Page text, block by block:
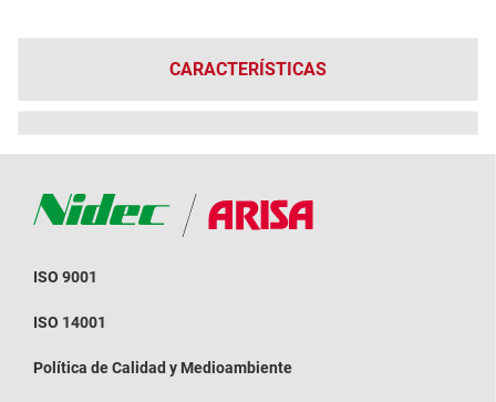
CARACTERÍSTICAS
ISO 9001
ISO 14001
Política de Calidad y Medioambiente